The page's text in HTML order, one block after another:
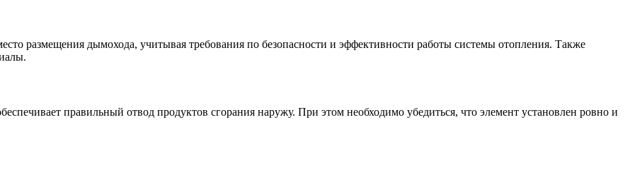
размещения дымохода, учитывая требования по безопасности и эффективности работы системы отопления. Также
правильный отвод продуктов сгорания наружу. При этом необходимо убедиться, что элемент установлен ровно и